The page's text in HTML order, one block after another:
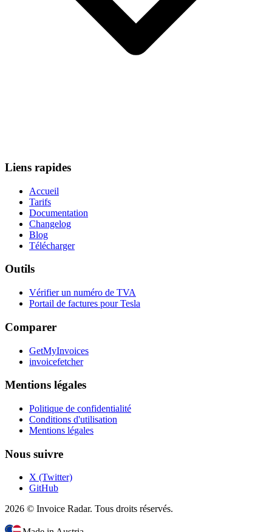
Liens rapides
Accueil
Tarifs
Documentation
Changelog
Blog
Télécharger
Outils
Vérifier un numéro de TVA
Portail de factures pour Tesla
Comparer
GetMyInvoices
invoicefetcher
Mentions légales
Politique de confidentialité
Conditions d'utilisation
Mentions légales
Nous suivre
X (Twitter)
GitHub
2026 © Invoice Radar. Tous droits réservés.